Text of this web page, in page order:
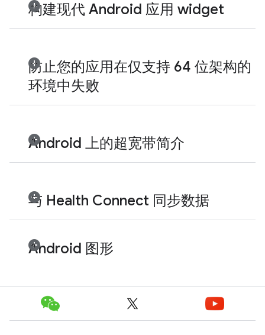
构建现代 Android 应用 widget
防止您的应用在仅支持 64 位架构的
环境中失败
Android 上的超宽带简介
与 Health Connect 同步数据
Android 图形